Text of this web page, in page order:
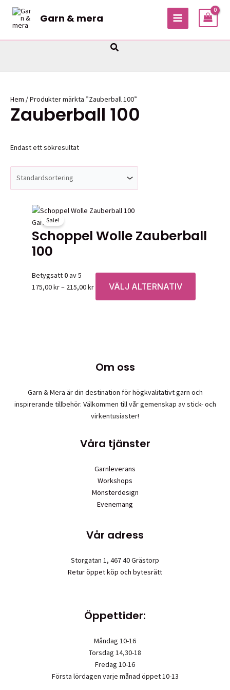
Hoppa
innehåll
Garn & mera
MAIN
Sök
Hem / Produkter märkta ”Zauberball 100”
Zauberball 100
Endast ett sökresultat
Sale!
Garner
Schoppel Wolle Zauberball
100
Betygsatt 0av 5
175,00kr– 215,00krPrisintervall:
175,00 kr
VÄLJ ALTERNATIV
här
kan
väljas
Om oss
Garn & Mera är din destination för högkvalitativt garn och
inspirerande tillbehör. Välkommen till vår gemenskap av stick- och
virkentusiaster!
Våra tjänster
Garnleverans
Workshops
Mönsterdesign
Evenemang
Vår adress
Storgatan 1, 467 40 Grästorp
Retur öppet köp och bytesrätt
Öppettider:
Måndag 10-16
Torsdag 14,30-18
Fredag 10-16
Första lördagen varje månad öppet 10-13